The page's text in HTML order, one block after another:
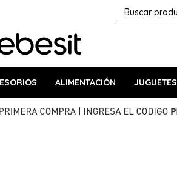
ALIMENTACIÓN JUGUETES